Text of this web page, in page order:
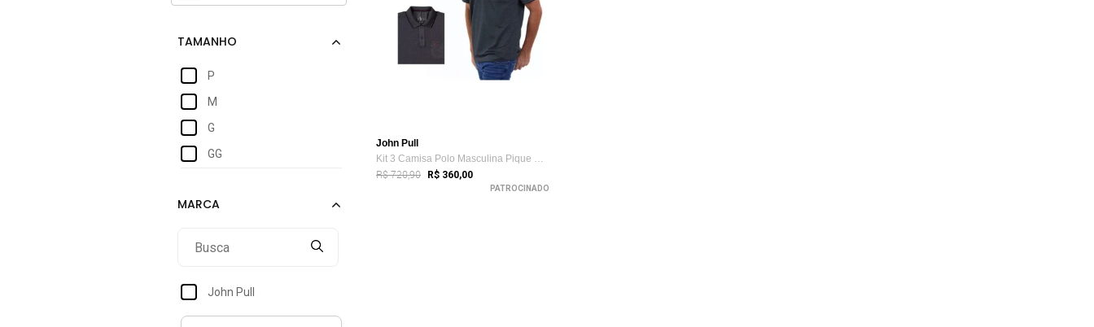
P
M
G
GG
John Pull
John Pull
Kit 3 Camisa Polo Masculina Pique Premiu...
R$ 720,90 R$ 360,00
PATROCINADO